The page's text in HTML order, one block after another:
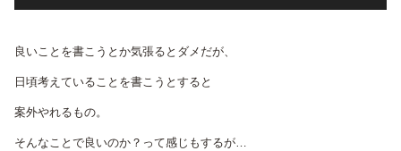
声
レ
ー
良いことを書こうとか気張るとダメだが、
日頃考えていることを書こうとすると
案外やれるもの。
そんなことで良いのか？って感じもするが…